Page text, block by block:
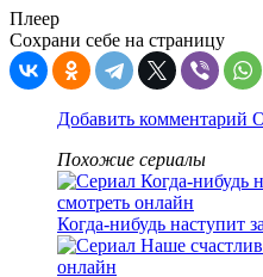
Плеер
Сохрани себе на страницу
Добавить комментарий
Похожие сериалы
Когда-нибудь наступит